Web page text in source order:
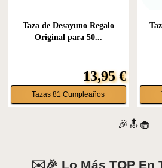
Taza de Desayuno Regalo
Original para 50...
13,95 €
Tazas 81 Cumpleaños
🎉🔝🧁
✉️🎉 Lo Más TOP En